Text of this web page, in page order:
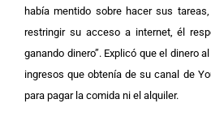
había mentido sobre hacer sus
restringir su acceso a internet, él
ganando dinero”. Explicó que el dinero
ingresos que obtenía de su canal de
para pagar la comida ni el alquiler.